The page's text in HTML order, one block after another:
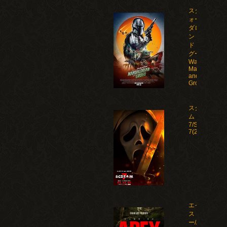
スター・ウ
ォーズ マン
ダロリア
ン・アン
ド・グロー
グー/Star
Wars: The
Mandalorian
and
Grogu(2026)
スクリー
ム
7/Scream
7(2026)
エイペック
ス・プレデタ
ー/